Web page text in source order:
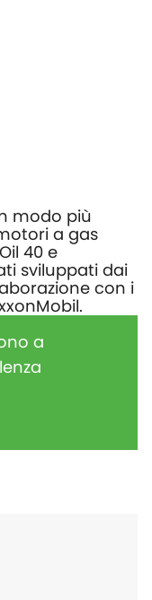
modo più
a gas
40 e
sviluppati dai
con i
a